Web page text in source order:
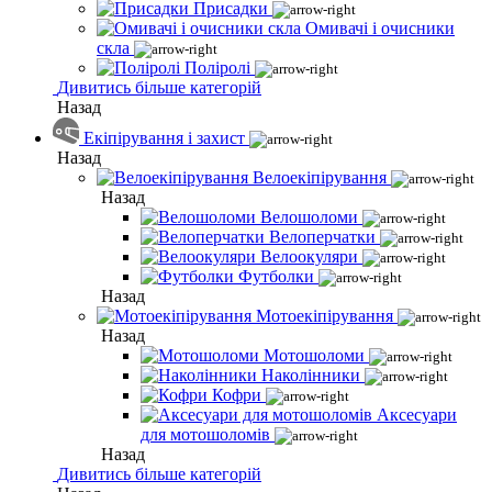
Присадки
Омивачі і очисники
скла
Поліролі
Дивитись більше категорій
Назад
Екіпірування і захист
Назад
Велоекіпірування
Назад
Велошоломи
Велоперчатки
Велоокуляри
Футболки
Назад
Мотоекіпірування
Назад
Мотошоломи
Наколінники
Кофри
Аксесуари
для мотошоломів
Назад
Дивитись більше категорій